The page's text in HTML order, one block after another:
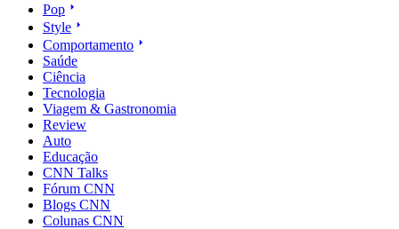
Pop
Style
Comportamento
Saúde
Ciência
Tecnologia
Viagem & Gastronomia
Review
Auto
Educação
CNN Talks
Fórum CNN
Blogs CNN
Colunas CNN